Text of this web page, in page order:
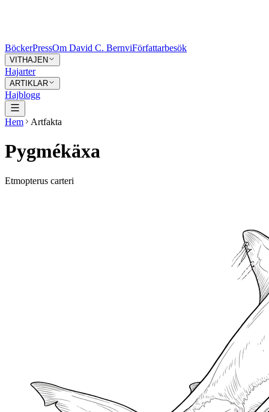
BöckerPressOm David C. BernviFörfattarbesök
VITHAJEN
Hajarter
ARTIKLAR
Hajblogg
Hem Artfakta
Pygmékäxa
Etmopterus carteri